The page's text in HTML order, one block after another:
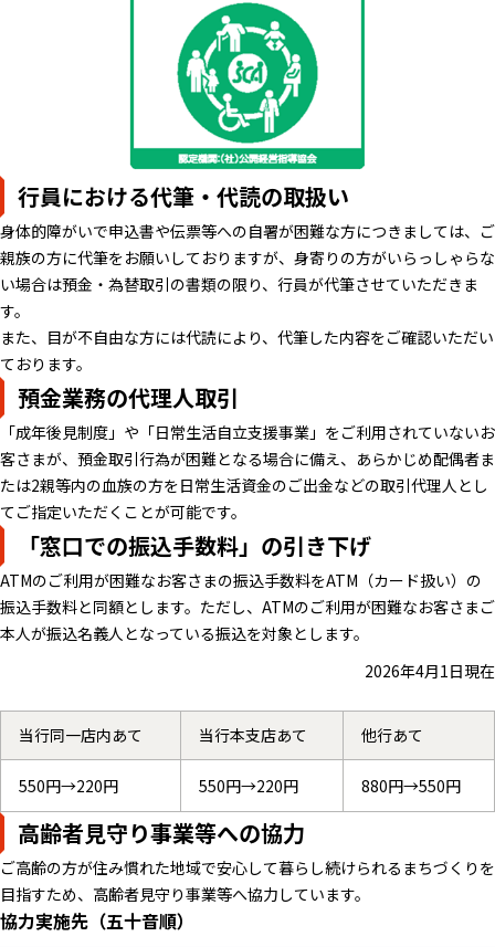
行員における代筆・代読の取扱い
身体的障がいで申込書や伝票等への自署が困難な方につきましては、ご
親族の方に代筆をお願いしておりますが、身寄りの方がいらっしゃらな
い場合は預金・為替取引の書類の限り、行員が代筆させていただきま
す。
また、目が不自由な方には代読により、代筆した内容をご確認いただい
ております。
預金業務の代理人取引
「成年後見制度」や「日常生活自立支援事業」をご利用されていないお
客さまが、預金取引行為が困難となる場合に備え、あらかじめ配偶者ま
たは2親等内の血族の方を日常生活資金のご出金などの取引代理人とし
てご指定いただくことが可能です。
「窓口での振込手数料」の引き下げ
ATMのご利用が困難なお客さまの振込手数料をATM（カード扱い）の
振込手数料と同額とします。ただし、ATMのご利用が困難なお客さまご
本人が振込名義人となっている振込を対象とします。
2026年4月1日現在
当行同一店内あて 当行本支店あて 他行あて
550円→220円 550円→220円 880円→550円
高齢者見守り事業等への協力
ご高齢の方が住み慣れた地域で安心して暮らし続けられるまちづくりを
目指すため、高齢者見守り事業等へ協力しています。
協力実施先（五十音順）